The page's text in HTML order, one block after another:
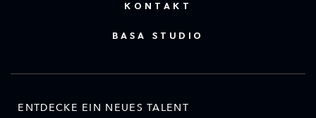
KONTAKT
BASA STUDIO
ENTDECKE EIN NEUES TALENT